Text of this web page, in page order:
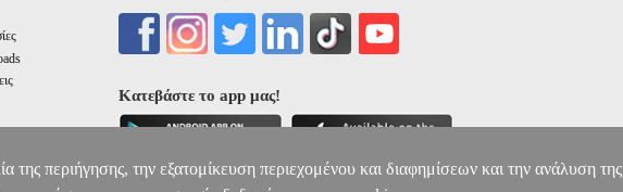
Κατεβάστε το app μας!
της περιήγησης, την εξατομίκευση περιεχομένου και διαφημίσεων και την ανάλυση της